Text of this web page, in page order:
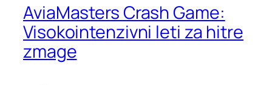
AviaMasters Crash Game:
Visokointenzivni leti za hitre
zmage